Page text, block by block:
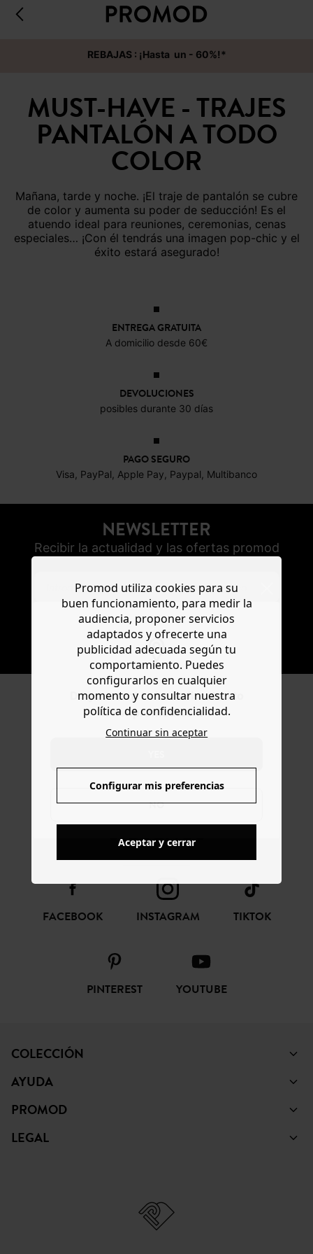
Do you want to be redirected to
www.promod.com ?
NO
REBAJAS : ¡Hasta un - 60%!*
MUST-HAVE - TRAJES
PANTALÓN A TODO
COLOR
Mañana, tarde y noche. ¡El traje de pantalón se cubre
de color y aumenta su poder de seducción! Es el
atuendo ideal para reuniones, ceremonias, cenas
especiales… ¡Con él tendrás una imagen pop-chic y el
éxito estará asegurado!
ENTREGA GRATUITA
A domicilio desde 60€
DEVOLUCIONES
posibles durante 30 días
PAGO SEGURO
Visa, PayPal, Apple Pay, Paypal, Multibanco
NEWSLETTER
Recibir la actualidad y las ofertas promod
SUSCRIBIR
CONFIANZA ONLINE
SÍGUENOS
FACEBOOK INSTAGRAM TIKTOK
PINTEREST YOUTUBE
COLECCIÓN
AYUDA
PROMOD
LEGAL
Promod utiliza cookies para su
buen funcionamiento, para medir la
audiencia, proponer servicios
adaptados y ofrecerte una
publicidad adecuada según tu
comportamiento. Puedes
configurarlos en cualquier
momento y consultar nuestra
política de confidencialidad.
Continuar sin aceptar
Configurar mis preferencias
Aceptar y cerrar